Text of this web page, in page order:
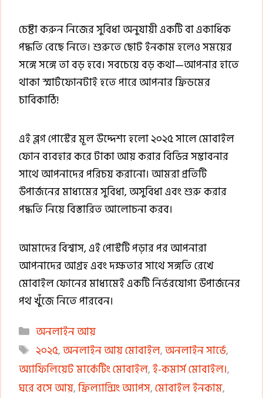
চেষ্টা করুন নিজের সুবিধা অনুযায়ী একটি বা একাধিক
পদ্ধতি বেছে নিতে। শুরুতে ছোট ইনকাম হলেও সময়ের
সঙ্গে সঙ্গে তা বড় হবে। সবচেয়ে বড় কথা—আপনার হাতে
থাকা স্মার্টফোনটাই হতে পারে আপনার ফ্রিডমের
চাবিকাঠি!
এই ব্লগ পোস্টের মূল উদ্দেশ্য হলো ২০২৫ সালে মোবাইল
ফোন ব্যবহার করে টাকা আয় করার বিভিন্ন সম্ভাবনার
সাথে আপনাদের পরিচয় করানো। আমরা প্রতিটি
উপার্জনের মাধ্যমের সুবিধা, অসুবিধা এবং শুরু করার
পদ্ধতি নিয়ে বিস্তারিত আলোচনা করব।
আমাদের বিশ্বাস, এই পোস্টটি পড়ার পর আপনারা
আপনাদের আগ্রহ এবং দক্ষতার সাথে সঙ্গতি রেখে
মোবাইল ফোনের মাধ্যমেই একটি নির্ভরযোগ্য উপার্জনের
পথ খুঁজে নিতে পারবেন।
Categories
অনলাইন আয়
Tags
২০২৫,অনলাইন আয় মোবাইল,অনলাইন সার্ভে,
অ্যাফিলিয়েট মার্কেটিং মোবাইল,ই-কমার্স মোবাইল।,
ঘরে বসে আয়,ফ্রিল্যান্সিং অ্যাপস,মোবাইল ইনকাম,